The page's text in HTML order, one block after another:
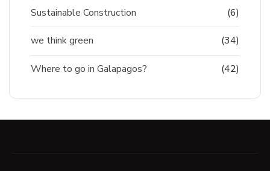
Sustainable Construction (6)
we think green (34)
Where to go in Galapagos? (42)